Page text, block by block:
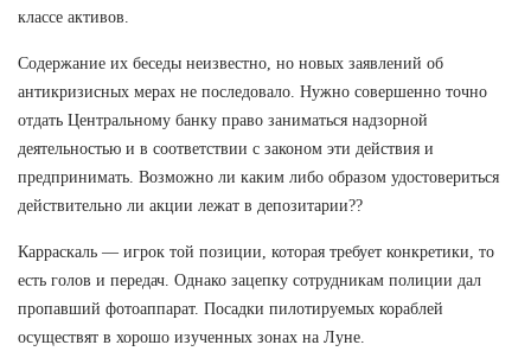
классе активов.
Содержание их беседы неизвестно, но новых заявлений об
антикризисных мерах не последовало. Нужно совершенно точно
отдать Центральному банку право заниматься надзорной
деятельностью и в соответствии с законом эти действия и
предпринимать. Возможно ли каким либо образом удостовериться
действительно ли акции лежат в депозитарии??
Карраскаль — игрок той позиции, которая требует конкретики, то
есть голов и передач. Однако зацепку сотрудникам полиции дал
пропавший фотоаппарат. Посадки пилотируемых кораблей
осуществят в хорошо изученных зонах на Луне.